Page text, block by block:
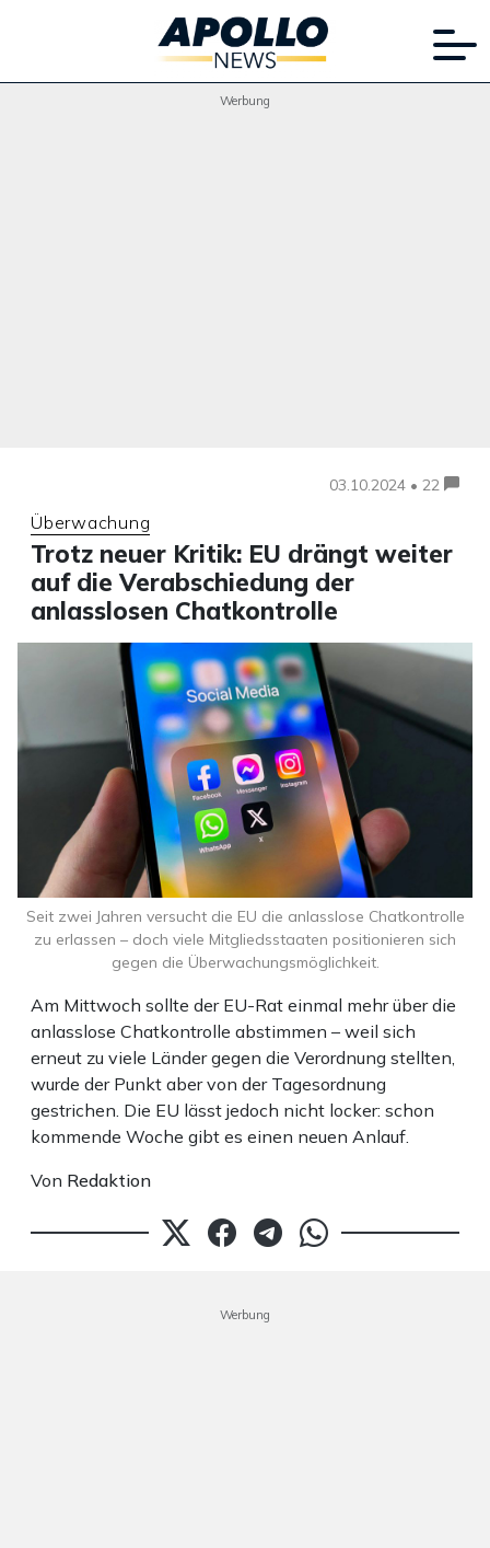
Werbung
03.10.2024 • 22
Überwachung
Trotz neuer Kritik: EU drängt weiter
auf die Verabschiedung der
anlasslosen Chatkontrolle
Am Mittwoch sollte der EU-Rat einmal mehr über die
anlasslose Chatkontrolle abstimmen – weil sich
erneut zu viele Länder gegen die Verordnung stellten,
wurde der Punkt aber von der Tagesordnung
gestrichen. Die EU lässt jedoch nicht locker: schon
kommende Woche gibt es einen neuen Anlauf.
Von Redaktion
Seit zwei Jahren versucht die EU die anlasslose Chatkontrolle
zu erlassen – doch viele Mitgliedsstaaten positionieren sich
gegen die Überwachungsmöglichkeit.
Werbung